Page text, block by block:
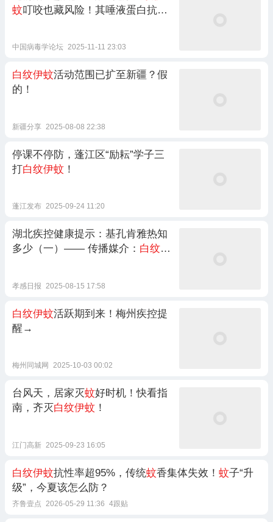
蚊叮咬也藏风险！其唾液蛋白抗体
中国病毒学论坛 2025-11-11 23:03
白纹伊蚊活动范围已扩至新疆？假
的！
新疆分享 2025-08-08 22:38
停课不停防，蓬江区“励耘”学子三
打白纹伊蚊 ！
蓬江发布 2025-09-24 11:20
湖北疾控健康提示：基孔肯雅热知
多少（一）—— 传播媒介： 白纹伊
孝感日报 2025-08-15 17:58
白纹伊蚊活跃期到来！梅州疾控提
醒→
梅州同城网 2025-10-03 00:02
台风天，居家灭蚊好时机！快看指
南，齐灭白纹伊蚊 ！
江门高新 2025-09-23 16:05
白纹伊蚊抗性率超95%，传统蚊香集体失效！ 蚊子“升
级”，今夏该怎么防？
齐鲁壹点 2026-05-29 11:36 4跟贴